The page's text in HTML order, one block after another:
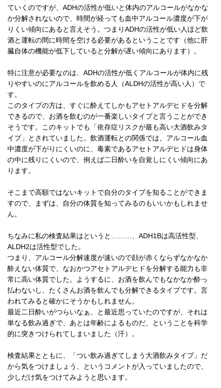
ていくのですが、ADHの活性が低いと体内のアルコールがなかな
か分解されないので、時間が経っても血中アルコール濃度が下が
りくい傾向にあると言えそう。つまりADHの活性が低い人ほど飲
酒と運転の間に時間を空ける必要があるということです（他に肝
臓自体の機能が低下していると分解が遅い傾向にあります）。
特に注意が必要なのは、ADHの活性が低くアルコールが体内に残
りやすいのにアルコールを飲める人（ALDHの活性が高い人）で
す。
このタイプの方は、すぐに酔えてしかもアセトアルデヒドを分解
できるので、お酒を飲むのが一番楽しいタイプと言うことができ
そうです。このキットでも「依存症リスクが最も高い大酒飲みタ
イプ」とされていました。飲酒運転との関係では、アルコール血
中濃度が下がりにくいのに、毒素であるアセトアルデヒドは身体
の中に残りにくいので、例えば二日酔いを自覚しにくい傾向にあ
ります。
そこまで高額ではないキットで自分のタイプを知ることができま
すので、まずは、自分の体質を知ってみるのもいいかもしれませ
ん。
ちなみに私の検査結果はというと………、ADH1Bは高活性型、
ALDH2は活性型でした。
つまり、アルコール分解速度が速いので顔が赤くならずなかなか
酔えない体質で、なおかつアセトアルデヒドを分解する能力も非
常に高い体質でした。ようするに、お酒を飲んでもなかなか酔っ
払わないし、たくさんお酒を飲んでも分解できるタイプです。言
われてみると確かにそうかもしれません。
最近二日酔いがつらいなぁ、と最近思っていたのですが、それは
単なる飲み過ぎで、あとは年齢によるものだ、ということを科学
的に突きつけられてしまいました（汗）。
検査結果とともに、「つい飲み過ぎてしまう大酒飲みタイプ」だ
から気をつけましょう、というコメントが入っていましたので、
少しだけ気をつけてみようと思います。